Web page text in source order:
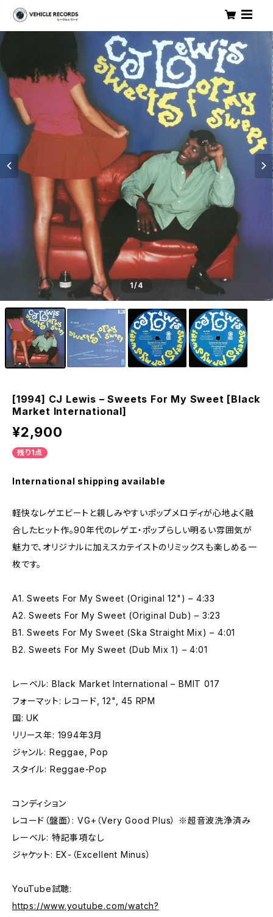
1/4
[1994] CJ Lewis – Sweets For My Sweet [Black
Market International]
¥2,900
残り1点
International shipping available
軽快なレゲエビートと親しみやすいポップメロディが心地よく融
合したヒット作。90年代のレゲエ・ポップらしい明るい雰囲気が
魅力で、オリジナルに加えスカテイストのリミックスも楽しめる一
枚です。
A1. Sweets For My Sweet (Original 12") – 4:33
A2. Sweets For My Sweet (Original Dub) – 3:23
B1. Sweets For My Sweet (Ska Straight Mix) – 4:01
B2. Sweets For My Sweet (Dub Mix 1) – 4:01
レーベル: Black Market International – BMIT 017
フォーマット: レコード, 12", 45 RPM
国: UK
リリース年: 1994年3月
ジャンル: Reggae, Pop
スタイル: Reggae-Pop
コンディション
レコード（盤面）: VG+（Very Good Plus） ※超音波洗浄済み
レーベル: 特記事項なし
ジャケット: EX-（Excellent Minus）
YouTube試聴:
https://www.youtube.com/watch?